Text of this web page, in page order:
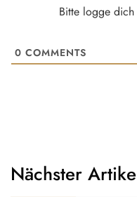
Bitte logge
0 COMMENTS
Nächster